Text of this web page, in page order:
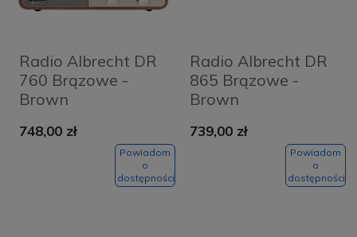
Radio Albrecht DR
760 Brązowe -
Brown
748,00 zł
Powiadom
o
dostępności
Radio Albrecht DR
865 Brązowe -
Brown
739,00 zł
Powiadom
o
dostępności